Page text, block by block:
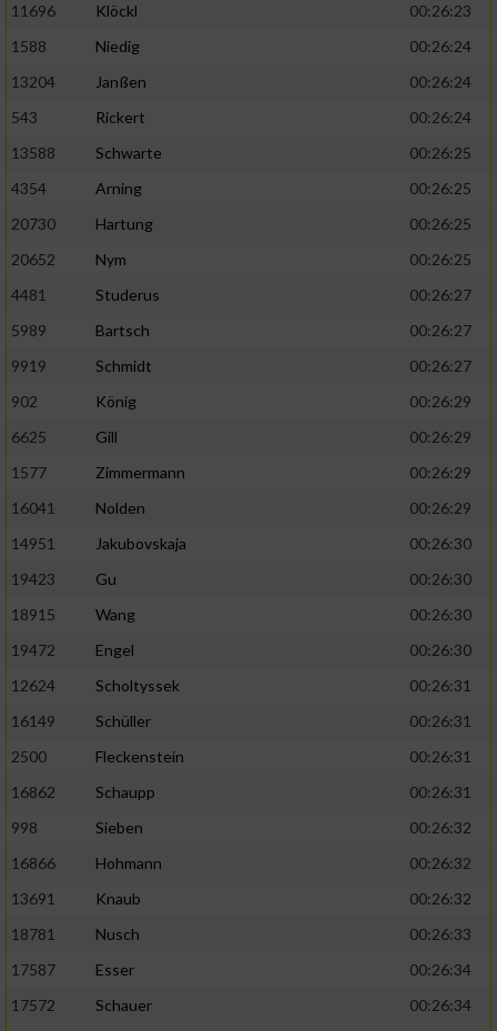
11696
Klöckl
00:26:23
1588
Niedig
00:26:24
13204
Janßen
00:26:24
543
Rickert
00:26:24
13588
Schwarte
00:26:25
4354
Arning
00:26:25
20730
Hartung
00:26:25
20652
Nym
00:26:25
4481
Studerus
00:26:27
5989
Bartsch
00:26:27
9919
Schmidt
00:26:27
902
König
00:26:29
6625
Gill
00:26:29
1577
Zimmermann
00:26:29
16041
Nolden
00:26:29
14951
Jakubovskaja
00:26:30
19423
Gu
00:26:30
18915
Wang
00:26:30
19472
Engel
00:26:30
12624
Scholtyssek
00:26:31
16149
Schüller
00:26:31
2500
Fleckenstein
00:26:31
16862
Schaupp
00:26:31
998
Sieben
00:26:32
16866
Hohmann
00:26:32
13691
Knaub
00:26:32
18781
Nusch
00:26:33
17587
Esser
00:26:34
17572
Schauer 00:26:34